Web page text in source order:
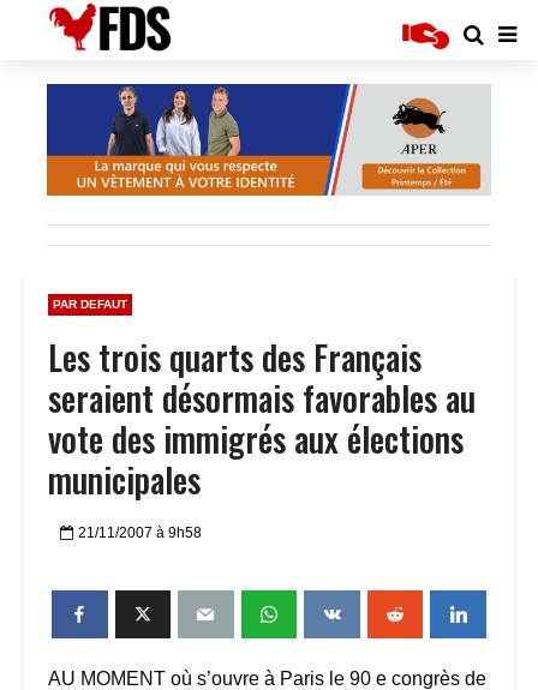
PAR DEFAUT
Les trois quarts des Français
seraient désormais favorables au
vote des immigrés aux élections
municipales
21/11/2007 à 9h58
AU MOMENT où s’ouvre à Paris le 90 e congrès de